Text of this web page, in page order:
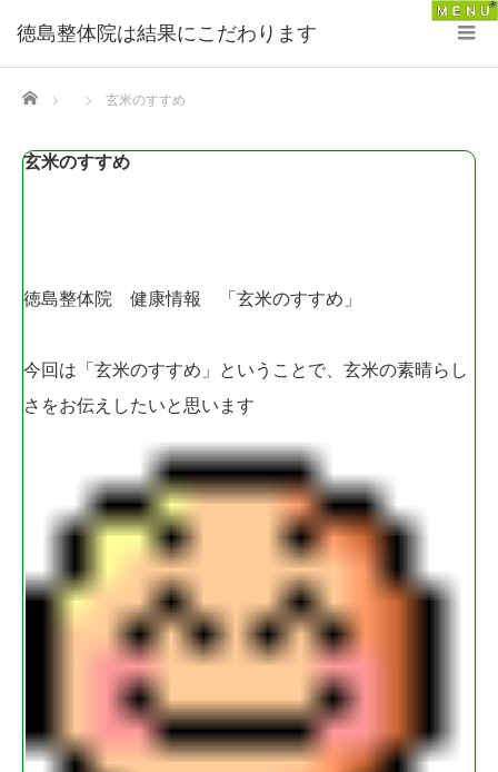
徳島整体院は結果にこだわります
Home 玄米のすすめ
玄米のすすめ
徳島整体院 健康情報 「玄米のすすめ」
今回は「玄米のすすめ」ということで、玄米の素晴らし
さをお伝えしたいと思います